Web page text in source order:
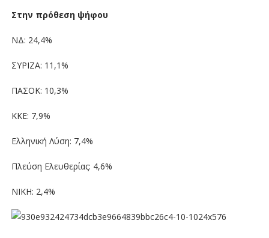
Στην πρόθεση ψήφου
ΝΔ: 24,4%
ΣΥΡΙΖΑ: 11,1%
ΠΑΣΟΚ: 10,3%
ΚΚΕ: 7,9%
Ελληνική Λύση: 7,4%
Πλεύση Ελευθερίας: 4,6%
ΝΙΚΗ: 2,4%